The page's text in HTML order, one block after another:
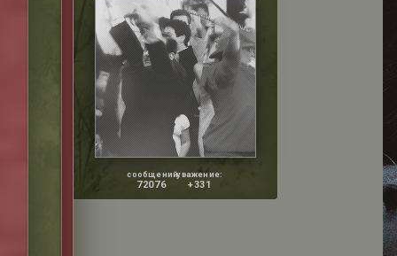
сообщений:
72076
уважение:
+331